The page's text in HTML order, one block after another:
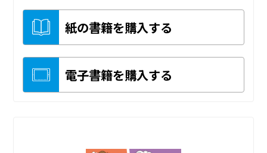
紙の書籍を購入する
電子書籍を購入する